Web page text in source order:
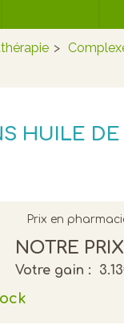
>
HUILE
Prix en
NOTRE
Votre gain :